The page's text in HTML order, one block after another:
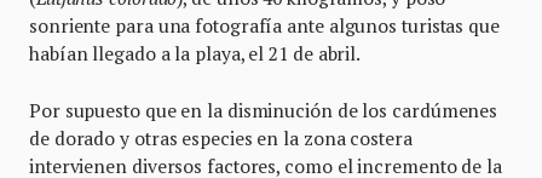
sonriente para una fotografía ante algunos turistas que
habían llegado a la playa, el 21 de abril.
Por supuesto que en la disminución de los cardúmenes
de dorado y otras especies en la zona costera
intervienen diversos factores, como el incremento de la